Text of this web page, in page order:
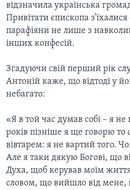
ЗДОРОВ'Я
КУЛЬТУРА
СУСПІЛЬСТВО
ЕКОНОМІКА
ІСТОРІЇ УСПІХУ УКРАЇНЦІВ
ІНТЕРВ'Ю
БОРОТЬБА З
ВІДЕО
ЧАС-TIME
БРИФІНГ ГОЛОСУ АМЕРИКИ
СТУДІЯ ВАШИНГТОН
ВІКНО В АМЕРИКУ
ПРАЙМ-ТАЙМ
ПОГЛЯД З ВАШИНГТОНА
ENGLISH
МИ В СОЦМЕРЕЖАХ
Мови
відзначила українська
Привітати єпископа
парафіяни не лише з
інших конфесій.
Згадуючи свій перший рік
Антоній каже, що відтоді у
небагато:
«Я в той час думав собі – я
років пізніше я ще говорю то
вівтарем: я не вартий того.
Але я таки дякую Богові, що
Духа, щоб керував моїм
словом, що вийшло від мене,